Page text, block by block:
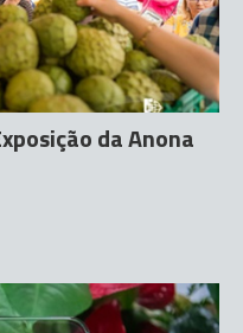
da Anona